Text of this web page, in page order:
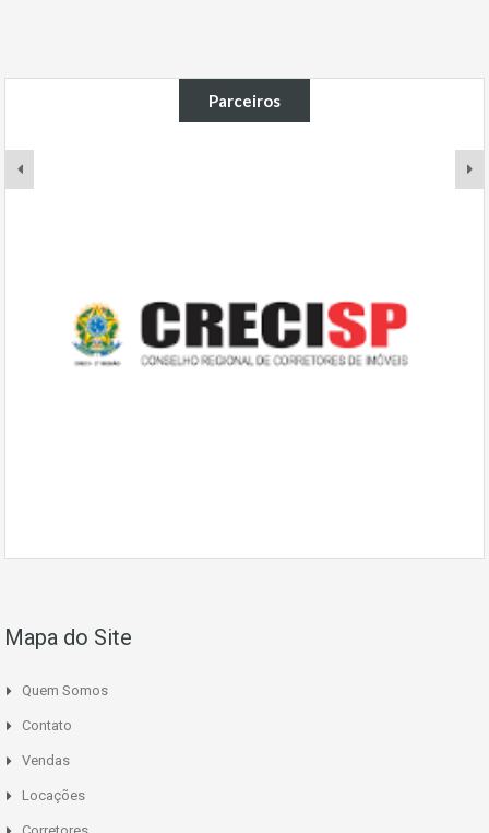
Parceiros
Mapa do Site
Quem Somos
Contato
Vendas
Locações